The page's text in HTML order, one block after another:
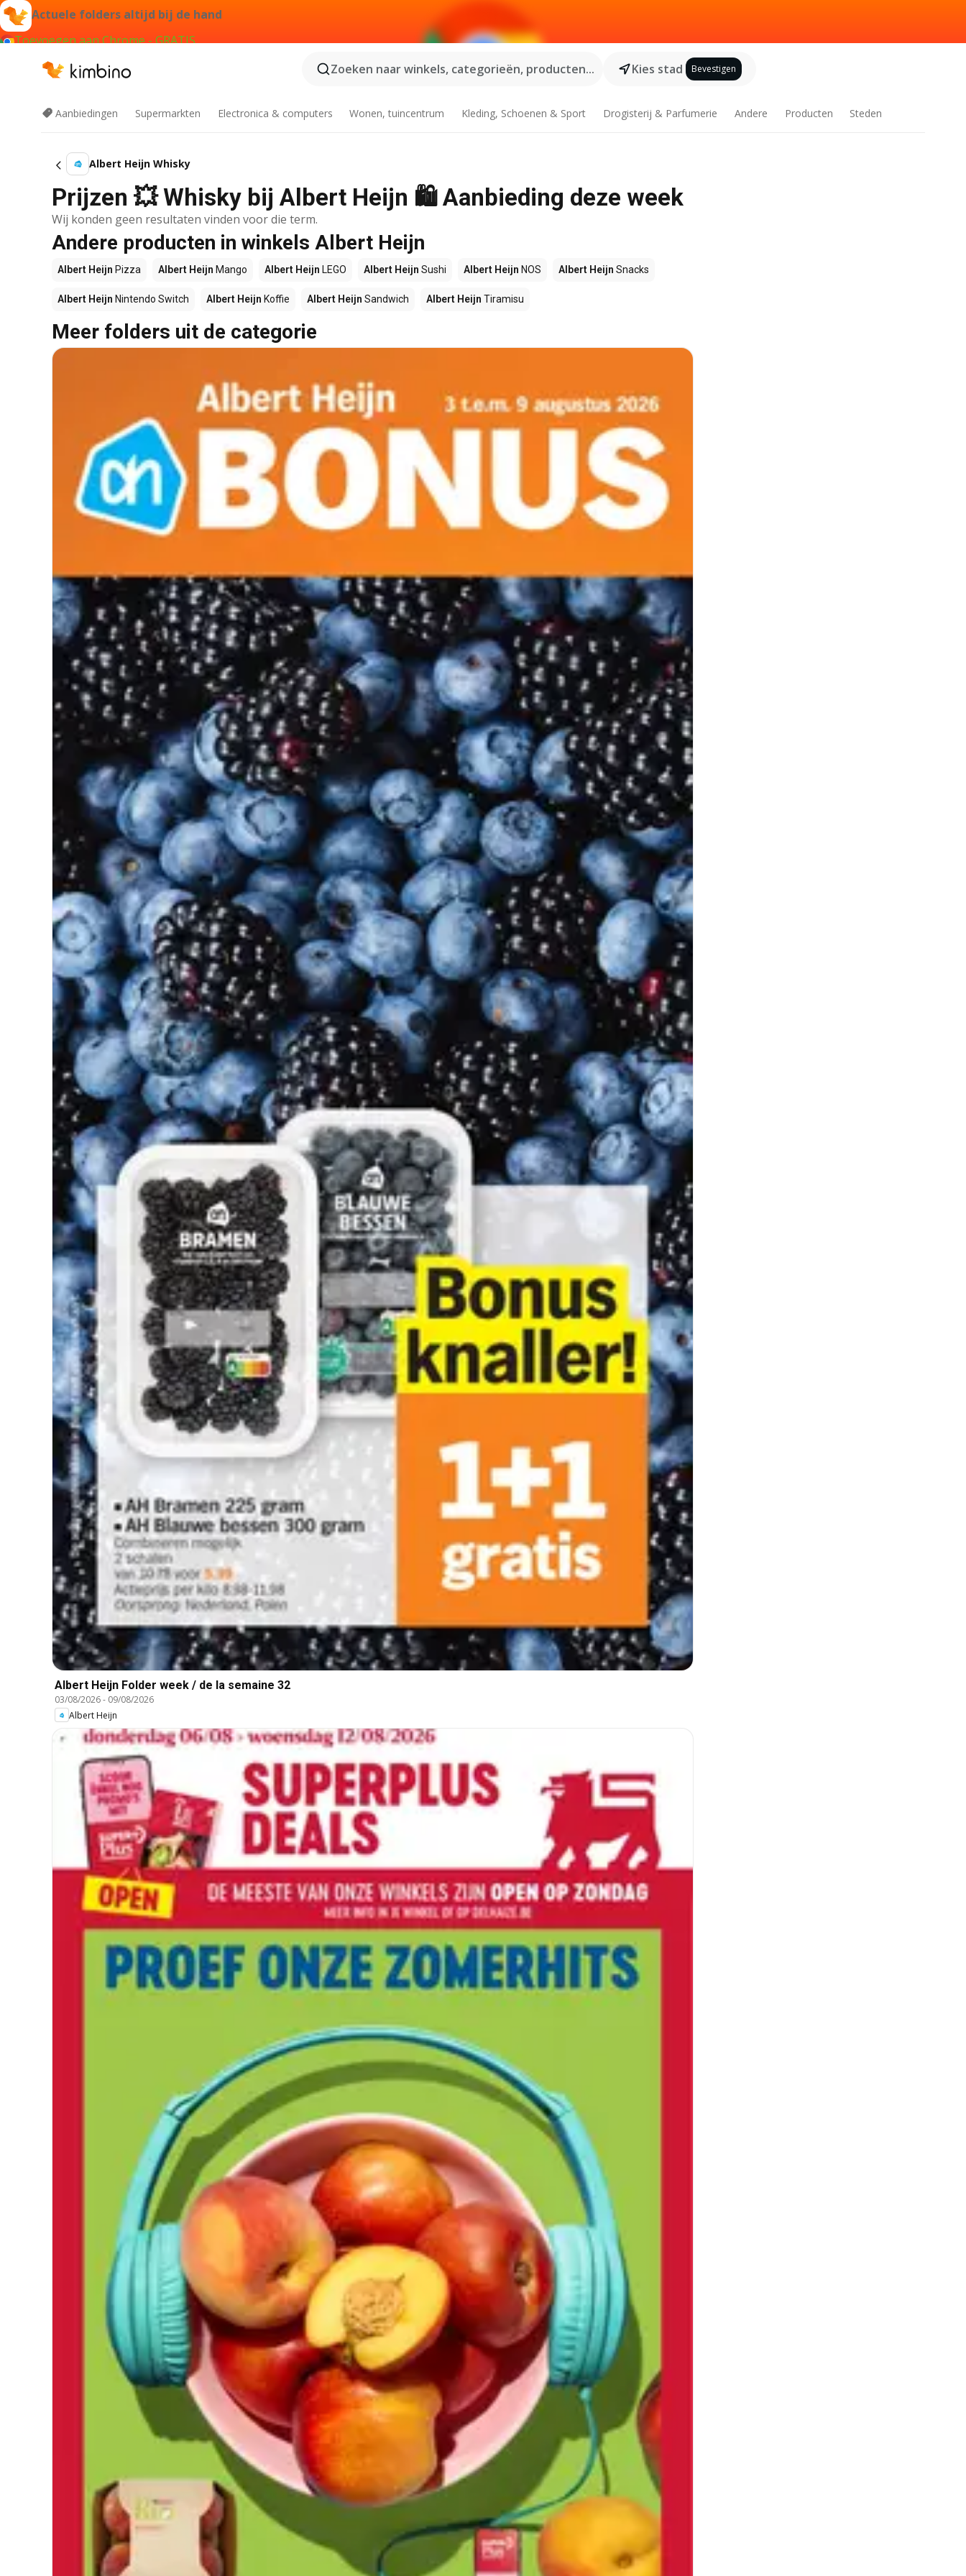
Actuele folders altijd bij de hand
Toevoegen aan Chrome - GRATIS
Zoeken naar winkels, categorieën, producten...
Kies stad Bevestigen
Aanbiedingen Supermarkten Electronica & computers Wonen, tuincentrum Kleding, Schoenen & Sport Drogisterij & Parfumerie Andere Producten Steden
Albert Heijn Whisky
Prijzen 💥 Whisky bij Albert Heijn 🛍️ Aanbieding deze week
Wij konden geen resultaten vinden voor die term.
Andere producten in winkels Albert Heijn
Albert Heijn Pizza Albert Heijn Mango Albert Heijn LEGO Albert Heijn Sushi Albert Heijn NOS Albert Heijn Snacks
Albert Heijn Nintendo Switch Albert Heijn Koffie Albert Heijn Sandwich Albert Heijn Tiramisu
Meer folders uit de categorie
Albert Heijn Folder week / de la semaine 32
03/08/2026- 09/08/2026
Albert Heijn